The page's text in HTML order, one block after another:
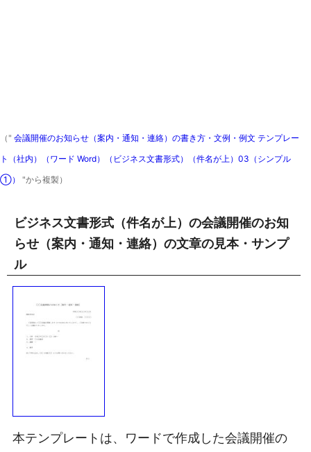
（" 会議開催のお知らせ（案内・通知・連絡）の書き方・文例・例文 テンプレー
ト（社内）（ワード Word）（ビジネス文書形式）（件名が上）03（シンプル
①） "から複製）
ビジネス文書形式（件名が上）の会議開催のお知
らせ（案内・通知・連絡）の文章の見本・サンプ
ル
本テンプレートは、ワードで作成した会議開催の